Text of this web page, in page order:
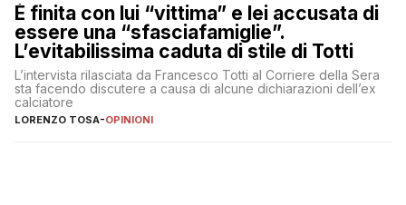
È finita con lui “vittima” e lei accusata di
essere una “sfasciafamiglie”.
L’evitabilissima caduta di stile di Totti
L’intervista rilasciata da Francesco Totti al Corriere della Sera
sta facendo discutere a causa di alcune dichiarazioni dell’ex
calciatore
LORENZO TOSA-OPINIONI